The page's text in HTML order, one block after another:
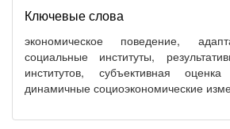
Ключевые слова
экономическое поведение,
социальные институты,
институтов, субъективная оценка
динамичные социоэкономические